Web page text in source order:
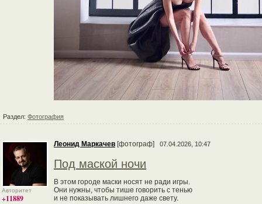
Раздел: Фотография
Авторитет
+11889
Леонид Маркачев [фотограф] 07.04.2026, 10:47
Под маской ночи
В этом городе маски носят не ради игры.
Они нужны, чтобы тише говорить с тенью
и не показывать лишнего даже свету.